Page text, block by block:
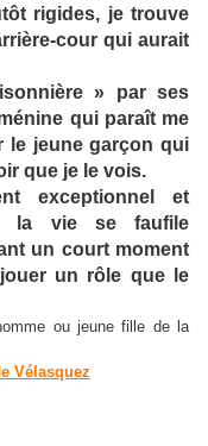
rigides, je trouve
cour qui aurait
» par ses
qui paraît me
jeune garçon qui
que je le vois.
exceptionnel et
la vie se faufile
un court moment
un rôle que le
ou jeune fille de la
Vélasquez